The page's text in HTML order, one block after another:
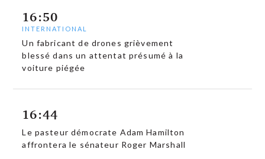
16:50
INTERNATIONAL
Un fabricant de drones grièvement
blessé dans un attentat présumé à la
voiture piégée
16:44
Le pasteur démocrate Adam Hamilton
affrontera le sénateur Roger Marshall